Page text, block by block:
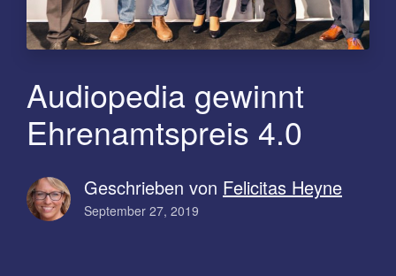
Audiopedia gewinnt
Ehrenamtspreis 4.0
Geschrieben von Felicitas Heyne
September 27, 2019